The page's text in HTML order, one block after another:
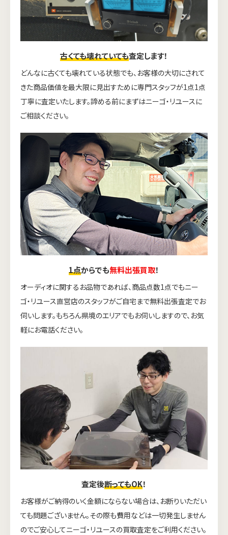
古くても壊れていても査定します！
どんなに古くても壊れている状態でも、お客様の大切にされて
きた商品価値を最大限に見出すために専門スタッフが1点1点
丁寧に査定いたします。諦める前にまずはニーゴ・リユースに
ご相談ください。
1点からでも無料出張買取！
オーディオに関するお品物であれば、商品点数1点でもニー
ゴ・リユース直営店のスタッフがご自宅まで無料出張査定でお
伺いします。もちろん県境のエリアでもお伺いしますので、お気
軽にお電話ください。
査定後断ってもOK！
お客様がご納得のいく金額にならない場合は、お断りいただい
ても問題ございません。その際も費用などは一切発生しません
のでご安心してニーゴ・リユースの買取査定をご利用ください。